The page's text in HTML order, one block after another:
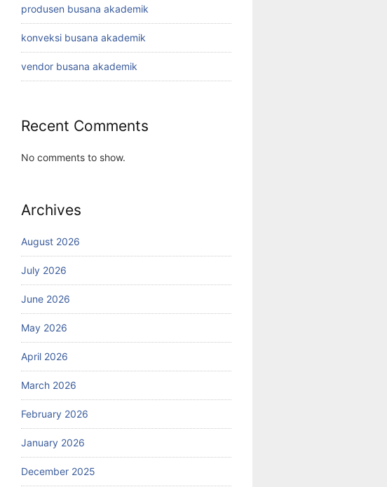
produsen busana akademik
konveksi busana akademik
vendor busana akademik
Recent Comments
No comments to show.
Archives
August 2026
July 2026
June 2026
May 2026
April 2026
March 2026
February 2026
January 2026
December 2025